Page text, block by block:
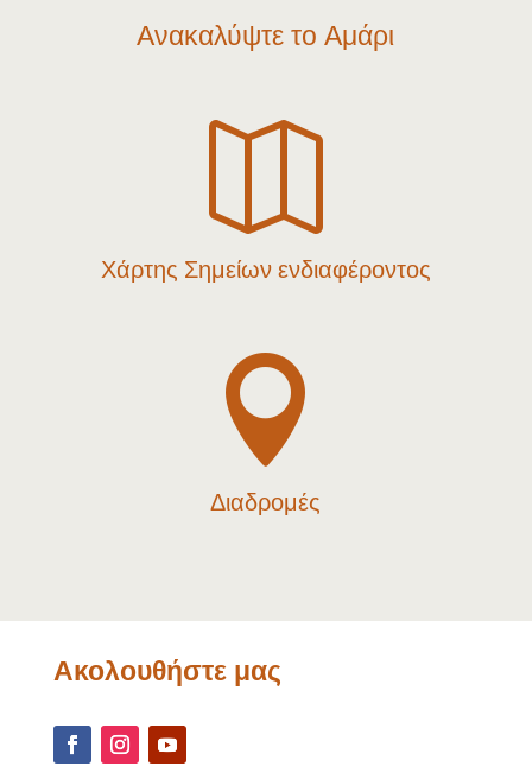
Ανακαλύψτε το Αμάρι

Χάρτης Σημείων ενδιαφέροντος

Διαδρομές
Ακολουθήστε μας